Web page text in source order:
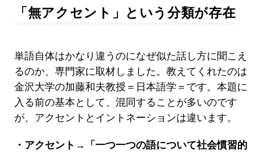
「無アクセント」という分類が存在
単語自体はかなり違うのになぜ似た話し方に聞こえ
るのか、専門家に取材しました。教えてくれたのは
金沢大学の加藤和夫教授＝日本語学＝です。本題に
入る前の基本として、混同することが多いのです
が、アクセントとイントネーションは違います。
・アクセント→「一つ一つの語について社会慣習的